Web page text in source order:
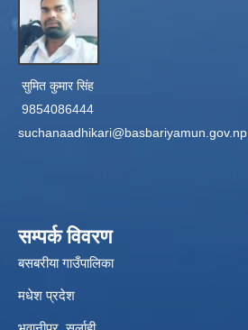
सुमित कुमार सिंह
9854086444
suchanaadhikari@basbariyamun.gov.np
सम्पर्क विवरण
बसबरीया गाउँपालिका
मधेश प्रदेश